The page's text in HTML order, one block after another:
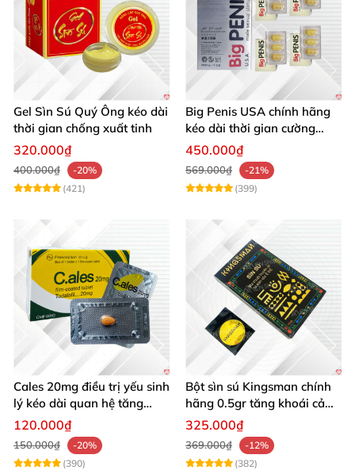
Gel Sìn Sú Quý Ông kéo dài
thời gian chống xuất tinh
320.000₫
400.000₫
-20%
(421)
Big Penis USA chính hãng
kéo dài thời gian cường
dương chống xuất tinh sớm
hộp 12 viên
450.000₫
569.000₫
-21%
(399)
Cales 20mg điều trị yếu sinh
lý kéo dài quan hệ tăng
cường cương dương
120.000₫
150.000₫
-20%
(390)
Bột sìn sú Kingsman chính
hãng 0.5gr tăng khoái cảm
kéo dài
325.000₫
369.000₫
-12%
(382)